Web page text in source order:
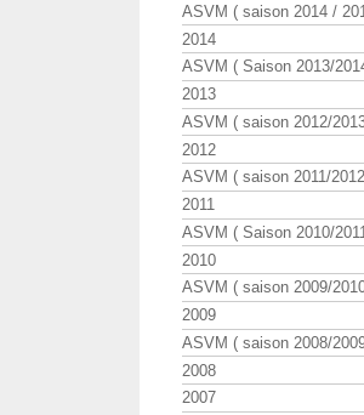
ASVM ( saison 2014 /
2014
ASVM ( Saison 2013/
2013
ASVM ( saison 2012/
2012
ASVM ( saison 2011/
2011
ASVM ( Saison 2010/
2010
ASVM ( saison 2009/
2009
ASVM ( saison 2008/
2008
2007